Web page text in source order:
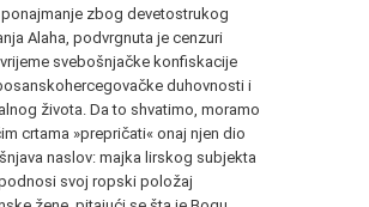
zbog devetostrukog
Alaha, podvrgnuta je cenzuri
vrijeme svebošnjačke konfiskacije
duhovnosti i
života. Da to shvatimo, moramo
crtama »prepričati« onaj njen dio
naslov: majka lirskog subjekta
svoj ropski položaj